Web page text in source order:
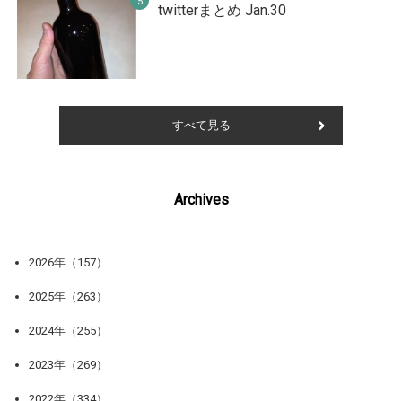
twitterまとめ Jan.30
すべて見る
Archives
2026年（157）
2025年（263）
2024年（255）
2023年（269）